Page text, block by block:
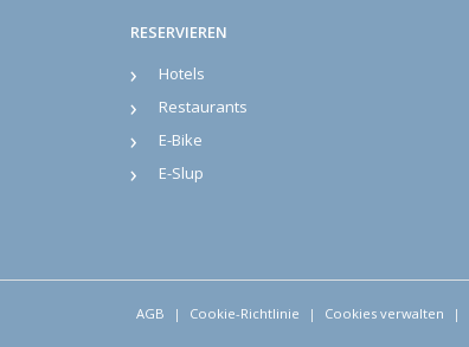
RESERVIEREN
Hotels
Restaurants
E-Bike
E-Slup
AGB Cookie-Richtlinie Cookies verwalten